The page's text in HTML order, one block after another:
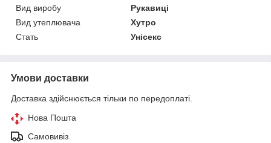
Вид виробу
Рукавиці
Вид утеплювача
Хутро
Стать
Унісекс
Умови доставки
Доставка здійснюється тільки по передоплаті.
Нова Пошта
Самовивіз